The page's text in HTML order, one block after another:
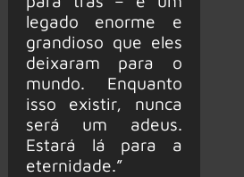
legado enorme e
grandioso que eles
deixaram para o
mundo. Enquanto
isso existir, nunca
será um adeus.
Estará lá para a
eternidade.”